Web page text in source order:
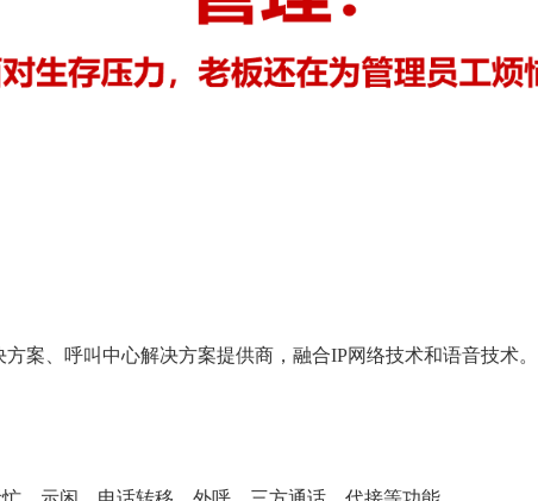
方案、呼叫中心解决方案提供商，融合IP网络技术和语音技